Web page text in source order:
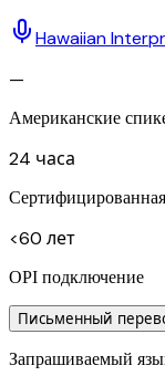
Hawaiian
—
Американские
24 часа
Сертифицированная
<60 лет
OPI подключение
Письменный
Запрашиваемый